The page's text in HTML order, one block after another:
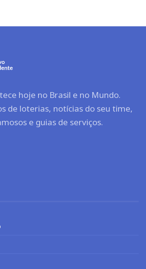
hoje no Brasil e no Mundo.
de loterias, notícias do seu time,
e guias de serviços.